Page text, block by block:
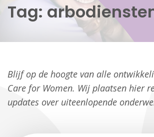
Tag:
Blijf op de hoogte van alle
Care for Women. Wij plaatsen hier
updates over uiteenlopende